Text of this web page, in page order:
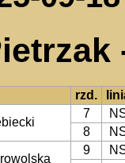
rzd.
7
8
9